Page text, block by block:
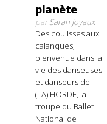
planète
parSarah Joyaux
Des coulisses aux
calanques,
bienvenue dans la
vie des danseuses
et danseurs de
(LA) HORDE, la
troupe du Ballet
National de